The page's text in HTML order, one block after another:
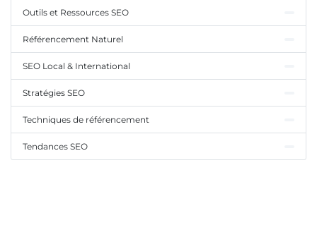
Outils et Ressources SEO
Référencement Naturel
SEO Local & International
Stratégies SEO
Techniques de référencement
Tendances SEO